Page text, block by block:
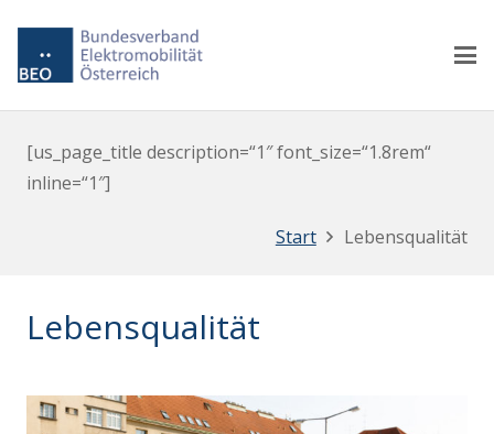
[us_page_title description=“1″ font_size=“1.8rem“
inline=“1″]
Start Lebensqualität
Lebensqualität